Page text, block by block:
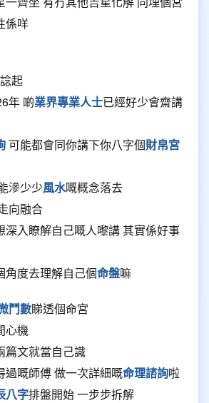
係咩
起
年 啲業界專業人士已經好少會齋講
可能都會同你講下你八字個財帛宮
滲少少風水嘅概念落去
向融合
深入瞭解自己嘅人嚟講 其實係好事
角度去理解自己個命盤嘛
鬥數睇透個命宮
心機
篇文就當自己識
過嘅師傅 做一次詳細嘅命理諮詢啦
八字排盤開始 一步步拆解